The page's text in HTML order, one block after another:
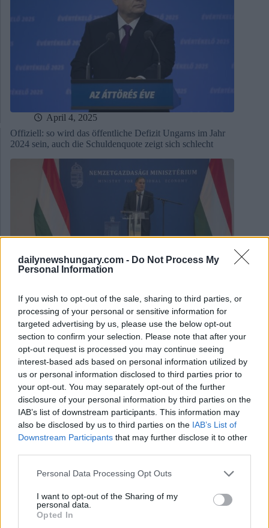
dailynewshungary.com - Do Not Process My
Personal Information
If you wish to opt-out of the sale, sharing to third parties, or
processing of your personal or sensitive information for
targeted advertising by us, please use the below opt-out
section to confirm your selection. Please note that after your
opt-out request is processed you may continue seeing
interest-based ads based on personal information utilized by
us or personal information disclosed to third parties prior to
your opt-out. You may separately opt-out of the further
disclosure of your personal information by third parties on the
IAB’s list of downstream participants. This information may
also be disclosed by us to third parties on the IAB’s List of
Downstream Participants that may further disclose it to other
Please note that this website/app uses one or more Google
not limited to your visit or usage behaviour. You may click to
grant or deny consent to Google and its third-party tags to
use your data for below specified purposes in below Google
Personal Data Processing Opt Outs
I want to opt-out of the Sharing of my
personal data.
Opted In
April 4, 2025
Offiziell: so wird das öffentliche Defizit Ungarns im Jahr
2024 sein, auch die Schuldenquote zeigt sich schlecht
April 1, 2025
Ein neuer Dekretentwurf würde die Beschäftigungsdauer
von Gastarbeitern begrenzen